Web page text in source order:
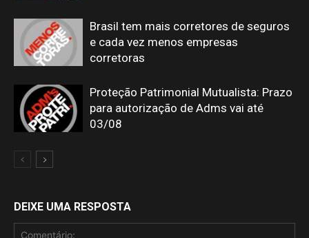
Brasil tem mais corretores de seguros
e cada vez menos empresas
corretoras
Proteção Patrimonial Mutualista: Prazo
para autorização de Adms vai até
03/08
DEIXE UMA RESPOSTA